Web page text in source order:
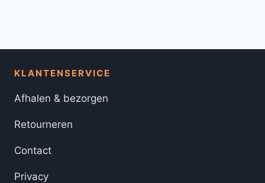
KLANTENSERVICE
Afhalen & bezorgen
Retourneren
Contact
Privacy